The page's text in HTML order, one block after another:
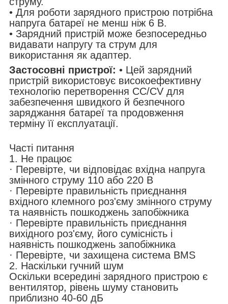
• Для роботи зарядного пристрою потрібна
напруга батареї не менш ніж 6 В.
• Зарядний пристрій може безпосередньо
видавати напругу та струм для
використання як адаптер.
Застосовні пристрої: • Цей зарядний
пристрій використовує високоефективну
технологію перетворення CC/CV для
забезпечення швидкого й безпечного
заряджання батареї та продовження
терміну її експлуатації.
Часті питання
1. Не працює
· Перевірте, чи відповідає вхідна напруга
змінного струму 110 або 220 В
· Перевірте правильність приєднання
вхідного клемного роз'єму змінного струму
та наявність пошкоджень запобіжника
· Перевірте правильність приєднання
вихідного роз'єму, його сумісність і
наявність пошкоджень запобіжника
· Перевірте, чи захищена система BMS
2. Наскільки гучний шум
Оскільки всередині зарядного пристрою є
вентилятор, рівень шуму становить
приблизно 40-60 дБ